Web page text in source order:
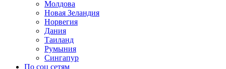
Молдова
Новая Зеландия
Норвегия
Дания
Таиланд
Румыния
Сингапур
По соц сетям